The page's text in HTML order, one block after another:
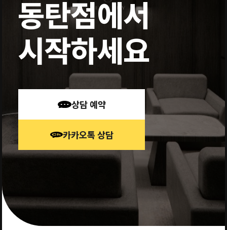
동탄점에서
시작하세요
상담 예약
카카오톡 상담